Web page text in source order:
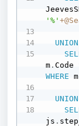
'%'+
UNION
m .Code
WHERE m
UNION
js .